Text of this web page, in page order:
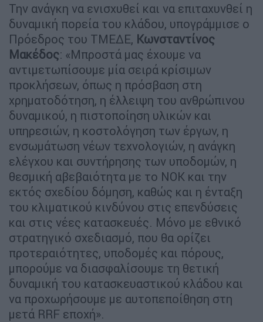
Την ανάγκη να ενισχυθεί και να επιταχυνθεί η
δυναμική πορεία του κλάδου, υπογράμμισε ο
Πρόεδρος του ΤΜΕΔΕ, Κωνσταντίνος
Μακέδος: «Μπροστά μας έχουμε να
αντιμετωπίσουμε μία σειρά κρίσιμων
προκλήσεων, όπως η πρόσβαση στη
χρηματοδότηση, η έλλειψη του ανθρώπινου
δυναμικού, η πιστοποίηση υλικών και
υπηρεσιών, η κοστολόγηση των έργων, η
ενσωμάτωση νέων τεχνολογιών, η ανάγκη
ελέγχου και συντήρησης των υποδομών, η
θεσμική αβεβαιότητα με το ΝΟΚ και την
εκτός σχεδίου δόμηση, καθώς και η ένταξη
του κλιματικού κινδύνου στις επενδύσεις
και στις νέες κατασκευές. Μόνο με εθνικό
στρατηγικό σχεδιασμό, που θα ορίζει
προτεραιότητες, υποδομές και πόρους,
μπορούμε να διασφαλίσουμε τη θετική
δυναμική του κατασκευαστικού κλάδου και
να προχωρήσουμε με αυτοπεποίθηση στη
μετά RRF εποχή».